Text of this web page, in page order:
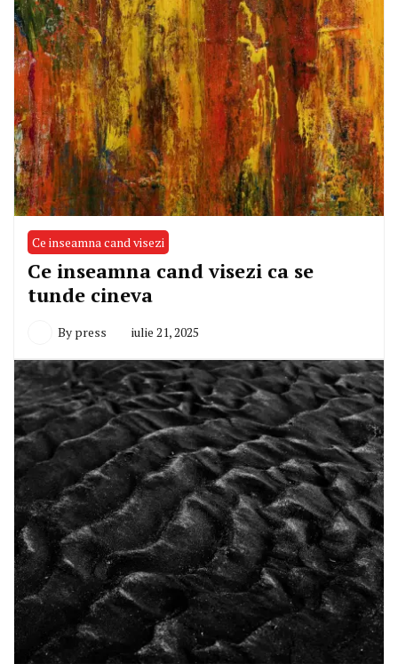
Ce inseamna cand visezi
Ce inseamna cand visezi ca se
tunde cineva
By press iulie 21, 2025